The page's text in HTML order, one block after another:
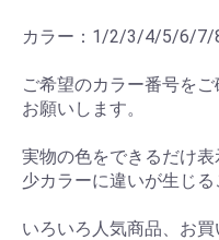
カラー：1/2/3/4/5/6/7/
ご希望のカラー番号を
お願いします。
実物の色をできるだけ
少カラーに違いが生じる
いろいろ人気商品、お